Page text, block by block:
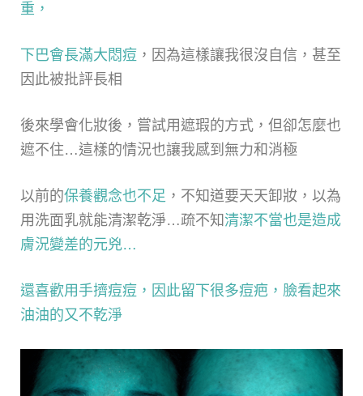
重，
下巴會長滿大悶痘 ，因為這樣讓我很沒自信，甚至
因此被批評長相
後來學會化妝後，嘗試用遮瑕的方式，但卻怎麼也
遮不住…這樣的情況也讓我感到無力和消極
以前的保養觀念也不足 ，不知道要天天卸妝，以為
用洗面乳就能清潔乾淨…疏不知清潔不當也是造成
膚況變差的元兇…
還喜歡用手擠痘痘，因此留下很多痘疤，臉看起來
油油的又不乾淨